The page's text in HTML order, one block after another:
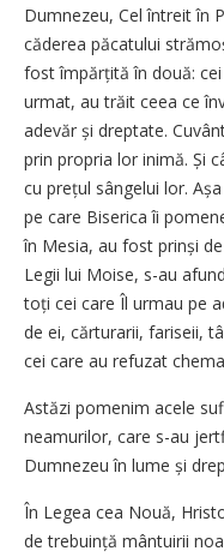
Dumnezeu, Cel întreit în
căderea păcatului
fost împărțită în două:
urmat, au trăit ceea ce
adevăr și dreptate.
prin propria lor inimă. Și
cu prețul sângelui lor.
pe care Biserica îi
în Mesia, au fost prinși
Legii lui Moise, s-au
toți cei care Îl urmau pe
de ei, cărturarii, fariseii,
cei care au refuzat
Astăzi pomenim acele
neamurilor, care s-au
Dumnezeu în lume și
În Legea cea Nouă,
de trebuință mântuirii